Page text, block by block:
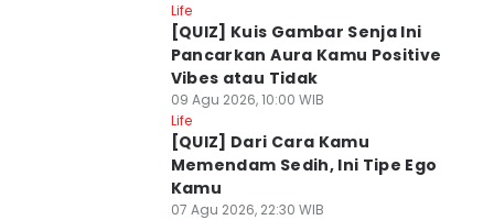
Life
[QUIZ] Kuis Gambar Senja Ini
Pancarkan Aura Kamu Positive
Vibes atau Tidak
09 Agu 2026, 10:00 WIB
Life
[QUIZ] Dari Cara Kamu
Memendam Sedih, Ini Tipe Ego
Kamu
07 Agu 2026, 22:30 WIB